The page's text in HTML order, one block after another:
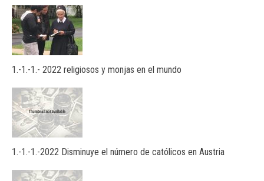
1.-1.-1.- 2022 religiosos y monjas en el mundo
1.-1.-1.-2022 Disminuye el número de católicos en Austria